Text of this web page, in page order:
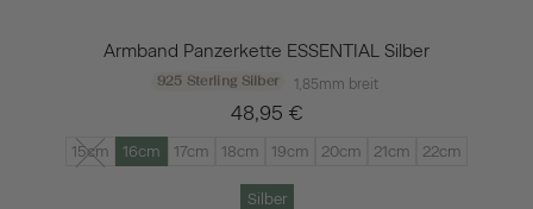
Armband Panzerkette ESSENTIAL Silber
925 Sterling Silber 1,85mm breit
48,95 €
15cm 16cm 17cm 18cm 19cm 20cm 21cm 22cm
Silber